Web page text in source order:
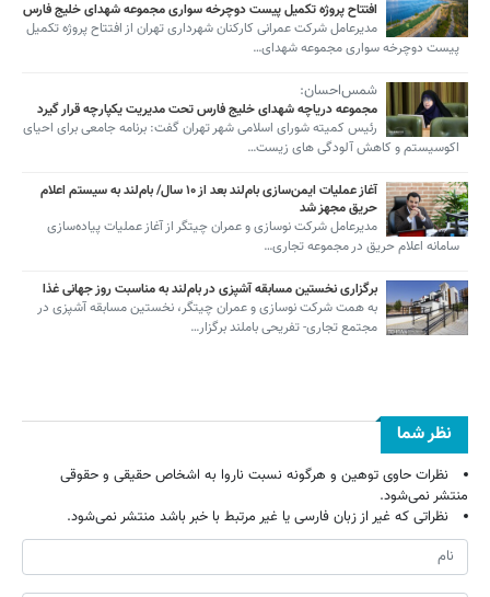
افتتاح پروژه تکمیل پیست دوچرخه سواری مجموعه شهدای خلیج فارس
مدیرعامل شرکت عمرانی کارکنان شهرداری تهران از افتتاح پروژه تکمیل
پیست دوچرخه سواری مجموعه شهدای…
شمس‌احسان:
مجموعه دریاچه شهدای خلیج فارس تحت مدیریت یکپارچه قرار گیرد
رئیس کمیته شورای اسلامی شهر تهران گفت: برنامه جامعی برای احیای
اکوسیستم و کاهش آلودگی های زیست…
آغاز عملیات ایمن‌سازی بام‌لند بعد از ۱۰ سال/ بام‌لند به سیستم اعلام
حریق مجهز شد
مدیرعامل شرکت نوسازی و عمران چیتگر از آغاز عملیات پیاده‌سازی
سامانه اعلام حریق در مجموعه تجاری…
برگزاری نخستین مسابقه آشپزی در بام‌لند به مناسبت روز جهانی غذا
به همت شرکت نوسازی و عمران چیتگر، نخستین مسابقه آشپزی در
مجتمع تجاری- تفریحی باملند برگزار…
نظر شما
نظرات حاوی توهین و هرگونه نسبت ناروا به اشخاص حقیقی و حقوقی
منتشر نمی‌شود.
نظراتی که غیر از زبان فارسی یا غیر مرتبط با خبر باشد منتشر نمی‌شود.